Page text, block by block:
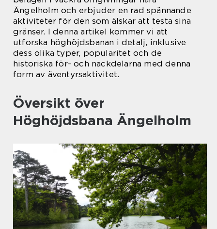
Ängelholm och erbjuder en rad spännande
aktiviteter för den som älskar att testa sina
gränser. I denna artikel kommer vi att
utforska höghöjdsbanan i detalj, inklusive
dess olika typer, popularitet och de
historiska för- och nackdelarna med denna
form av äventyrsaktivitet.
Översikt över
Höghöjdsbana Ängelholm